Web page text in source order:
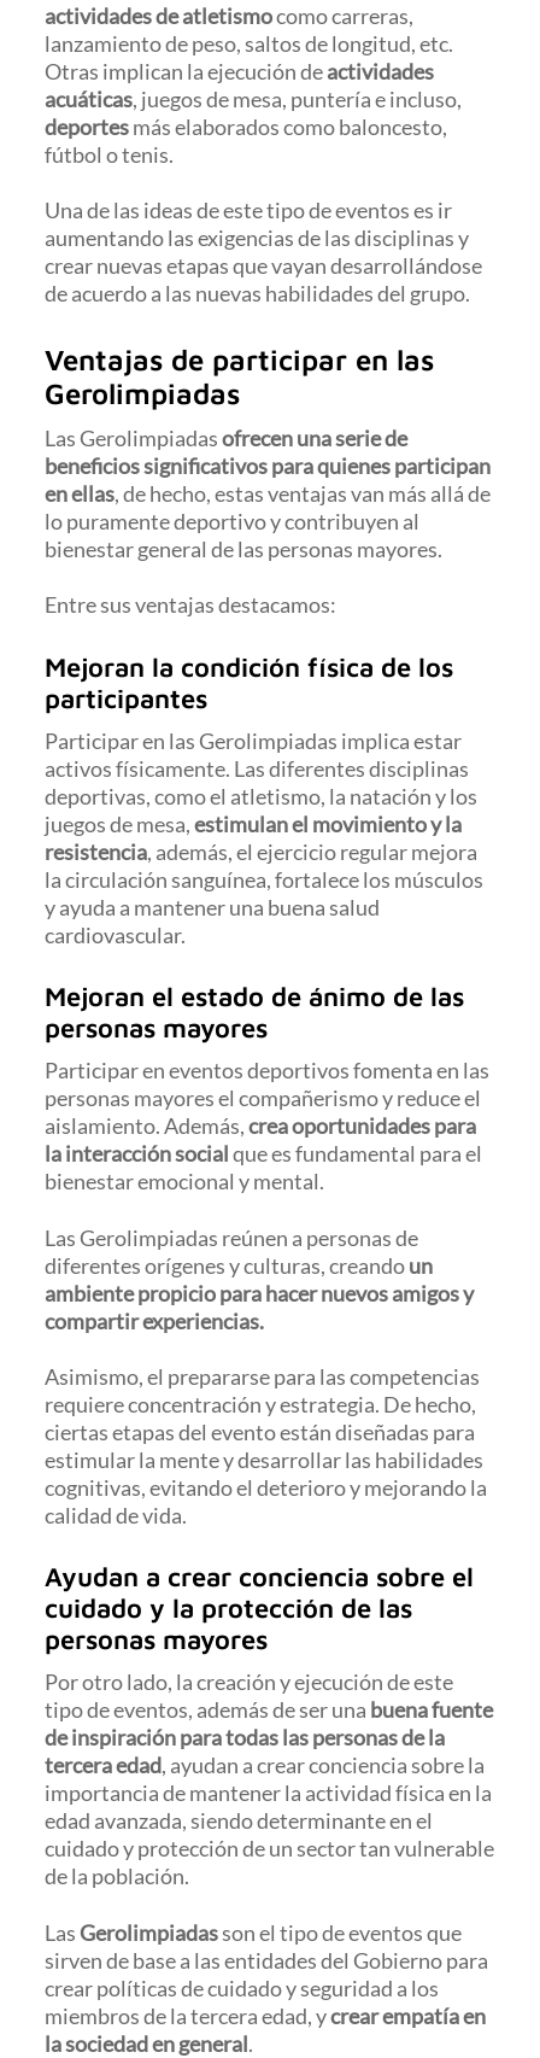
actividades de atletismocomo carreras,
lanzamiento de peso, saltos de longitud, etc.
Otras implican la ejecución deactividades
acuáticas, juegos de mesa, puntería e incluso,
deportesmás elaborados como baloncesto,
fútbol o tenis.
Una de las ideas de este tipo de eventos es ir
aumentando las exigencias de las disciplinas y
crear nuevas etapas que vayan desarrollándose
de acuerdo a las nuevas habilidades del grupo.
Ventajas de participar en las
Gerolimpiadas
Las Gerolimpiadasofrecen una serie de
beneficios significativos para quienes participan
en ellas, de hecho, estas ventajas van más allá de
lo puramente deportivo y contribuyen al
bienestar general de las personas mayores.
Entre sus ventajas destacamos:
Mejoran la condición física de los
participantes
Participar en las Gerolimpiadas implica estar
activos físicamente. Las diferentes disciplinas
deportivas, como el atletismo, la natación y los
juegos de mesa,estimulan el movimiento y la
resistencia, además, el ejercicio regular mejora
la circulación sanguínea, fortalece los músculos
y ayuda a mantener una buena salud
cardiovascular.
Mejoran el estado de ánimo de las
personas mayores
Participar en eventos deportivos fomenta en las
personas mayores el compañerismo y reduce el
aislamiento. Además,crea oportunidades para
la interacción socialque es fundamental para el
bienestar emocional y mental.
Las Gerolimpiadas reúnen a personas de
diferentes orígenes y culturas, creandoun
ambiente propicio para hacer nuevos amigos y
compartir experiencias.
Asimismo, el prepararse para las competencias
requiere concentración y estrategia. De hecho,
ciertas etapas del evento están diseñadas para
estimular la mente y desarrollar las habilidades
cognitivas, evitando el deterioro y mejorando la
calidad de vida.
Ayudan a crear conciencia sobre el
cuidado y la protección de las
personas mayores
Por otro lado, la creación y ejecución de este
tipo de eventos, además de ser una buena fuente
de inspiración para todas las personas de la
tercera edad, ayudan a crear conciencia sobre la
importancia de mantener la actividad física en la
edad avanzada, siendo determinante en el
cuidado y protección de un sector tan vulnerable
de la población.
LasGerolimpiadasson el tipo de eventos que
sirven de base a las entidades del Gobierno para
crear políticas de cuidado y seguridad a los
miembros de la tercera edad, ycrear empatía en
la sociedad en general.